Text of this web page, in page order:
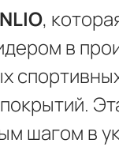
,
в
шагом в